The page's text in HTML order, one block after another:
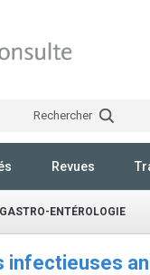
Rechercher
Revues
GASTRO-ENTÉROLOGIE
infectieuses